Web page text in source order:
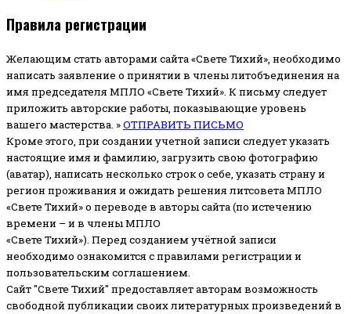
Правила регистрации
Желающим стать авторами сайта «Свете Тихий», необходимо
написать заявление о принятии в члены литобъединения на
имя председателя МПЛО «Свете Тихий». К письму следует
приложить авторские работы, показывающие уровень
вашего мастерства. »ОТПРАВИТЬ ПИСЬМО
Кроме этого, при создании учетной записи следует указать
настоящие имя и фамилию, загрузить свою фотографию
(аватар), написать несколько строк о себе, указать страну и
регион проживания и ожидать решения литсовета МПЛО
«Свете Тихий» о переводе в авторы сайта (по истечению
времени – и в члены МПЛО
«Свете Тихий»). Перед созданием учётной записи
необходимо ознакомится с правилами регистрации и
пользовательским соглашением.
Сайт "Свете Тихий" предоставляет авторам возможность
свободной публикации своих литературных произведений в